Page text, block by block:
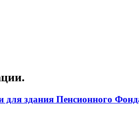
.
для здания Пенсионного